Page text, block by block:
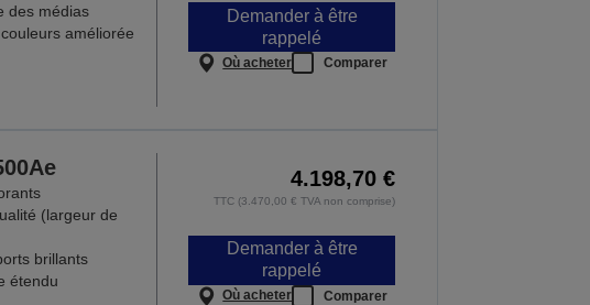
des médias
améliorée
Demander à être
rappelé
Où acheter Comparer
(largeur de
brillants
étendu
4.198,70 €
TTC (3.470,00 € TVA non comprise)
Demander à être
rappelé
Où acheter Comparer